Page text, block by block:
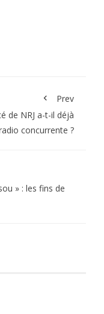
Prev
de NRJ a-t-il déjà
concurrente ?
» : les fins de